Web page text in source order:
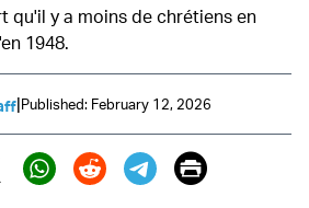
qu'il y a moins de chrétiens en
1948.
|Published: February 12, 2026
(X)
Print